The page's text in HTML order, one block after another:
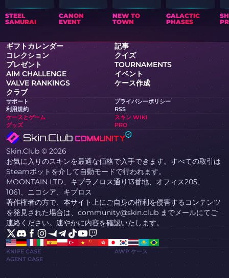
STEEL
SAMURAI
CANON
EVENT
NEW TO
TOWN
GALACTIC
PHASES
ギフトカレンダー
記事
コレクション
クイズ
プレゼント
TOURNAMENTS
AIM CHALLENGE
イベント
VALVE RANKINGS
ケース作成
クラブ
サポート
プライバシーポリシー
利用規約
RSS
ケースとゲーム
スキン WIKI
グッズ
PRO
Skin.Club © 2026
お気に入りのスキンを最適な価格で入手できます。すべての取引は
Steamボットを介して自動モードで行われます。
MOONTAIN LTD、キプラノロス通り13番地、オフィス205、
1061、ニコシア、キプロス
著作権者の方で、本サイト上にご自身の権利を侵害するコンテンツ
を発見された場合は、community@skin.club までメールにてご
連絡ください。速やかに内容を確認いたします。
KNIFE CASE
AWP ケース
AGENT CASE